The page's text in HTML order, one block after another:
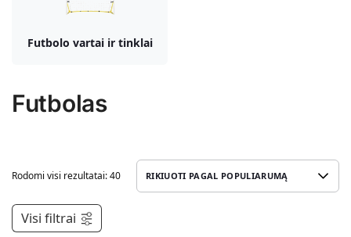
Futbolo vartai ir tinklai
Futbolas
Rodomi visi rezultatai: 40
Visi filtrai